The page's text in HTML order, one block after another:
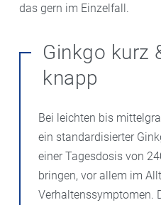
das gern im Einzelfall.
Ginkgo kurz
knapp
Bei leichten bis
ein standardisierter
einer Tagesdosis von
bringen, vor allem im
Verhaltenssymptomen.